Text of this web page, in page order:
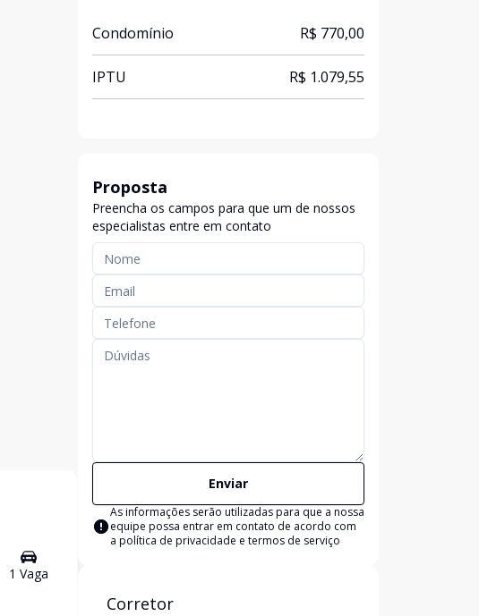
1 Vaga
Condomínio R$ 770,00
IPTU R$ 1.079,55
Proposta
Preencha os campos para que um de nossos
especialistas entre em contato
Enviar
As informações serão utilizadas para que a nossa
equipe possa entrar em contato de acordo com
a política de privacidade e termos de serviço
Corretor